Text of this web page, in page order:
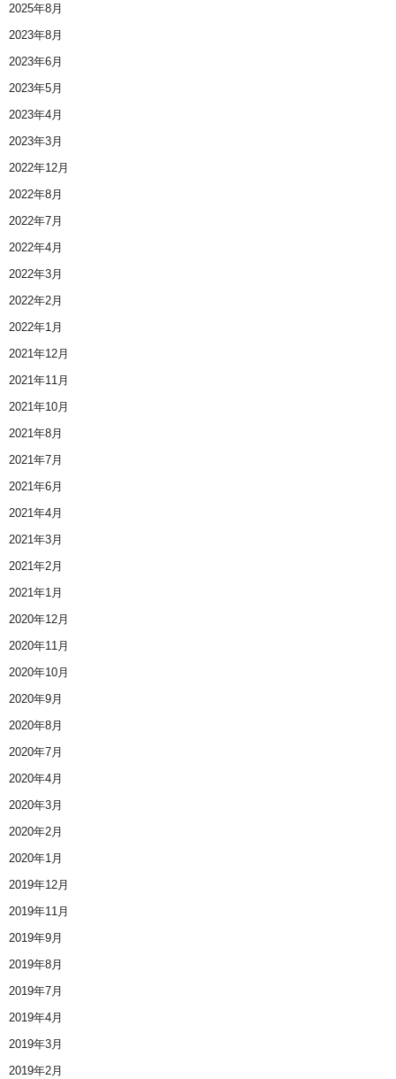
2025年8月
2023年8月
2023年6月
2023年5月
2023年4月
2023年3月
2022年12月
2022年8月
2022年7月
2022年4月
2022年3月
2022年2月
2022年1月
2021年12月
2021年11月
2021年10月
2021年8月
2021年7月
2021年6月
2021年4月
2021年3月
2021年2月
2021年1月
2020年12月
2020年11月
2020年10月
2020年9月
2020年8月
2020年7月
2020年4月
2020年3月
2020年2月
2020年1月
2019年12月
2019年11月
2019年9月
2019年8月
2019年7月
2019年4月
2019年3月
2019年2月